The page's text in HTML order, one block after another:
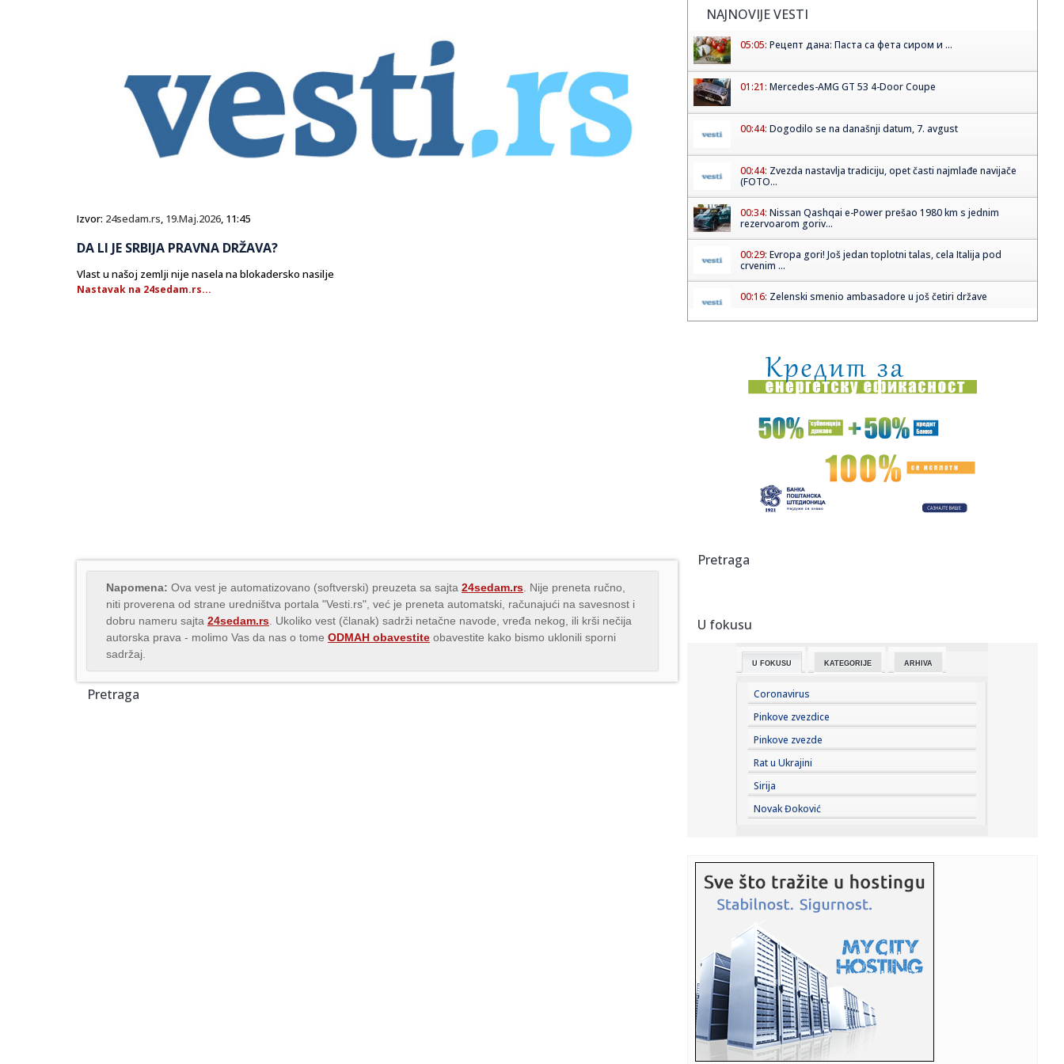
Izvor: 24sedam.rs, 19.Maj.2026, 11:45
DA LI JE SRBIJA PRAVNA DRŽAVA?
Vlast u našoj zemlji nije nasela na blokadersko nasilje
Nastavak na 24sedam.rs...
Napomena: Ova vest je automatizovano (softverski) preuzeta sa sajta 24sedam.rs . Nije preneta ručno,
niti proverena od strane uredništva portala "Vesti.rs", već je preneta automatski, računajući na savesnost i
dobru nameru sajta 24sedam.rs . Ukoliko vest (članak) sadrži netačne navode, vređa nekog, ili krši nečija
autorska prava - molimo Vas da nas o tome ODMAH obavestite obavestite kako bismo uklonili sporni
sadržaj.
Pretraga
NAJNOVIJE VESTI
05:05: Рецепт дана: Паста са фета сиром и ...
01:21: Mercedes-AMG GT 53 4-Door Coupe
00:44: Dogodilo se na današnji datum, 7. avgust
00:44: Zvezda nastavlja tradiciju, opet časti najmlađe navijače
(FOTO...
00:34: Nissan Qashqai e-Power prešao 1980 km s jednim
rezervoarom goriv...
00:29: Evropa gori! Još jedan toplotni talas, cela Italija pod
crvenim ...
00:16: Zelenski smenio ambasadore u još četiri države
00:05:Roganović ne pomišlja na opuštanje: Uvek ima mesta za
napredak...
00:04:Vukotić ne zna ko je Baba: "Vidim da ga svi hvale"
Na današnji dan, 7. avgust
23:59:U predgrađu Damaska podignut autobus u vazduh, dve
posebno ga je ra...
23:48:
23:47: Škoda Peaq u serijskoj proizvodnji
23:44:"Mesi bi bio Pikaso" VIDEO
23:41:Marinović nakon pobjede: Zaslužili smo još koji gol, ali
svaka...
23:41:Može li ljetna avantura ipak nekako prerasti u ozbiljnu
vezu?
23:36: U Minhenu krenula serijska proizvodnja potpuno
električnog BMW-a...
23:35:
stoji...
23:34:PRE PAR MESECI SANJALI TITULU, SADA IH SVI DEMOLIRAJU:
Benfika si...
23:33:Težak udes žene iz BiH: Bmw-om se „zakucala“ u zid, na
nju ...
23:33:Kratak predah od vrućina: Pljuskovi noćas stižu u region,
Pretraga
U fokusu
U FOKUSU KATEGORIJE ARHIVA
Coronavirus
Pinkove zvezdice
Pinkove zvezde
Rat u Ukrajini
Sirija
Novak Đoković